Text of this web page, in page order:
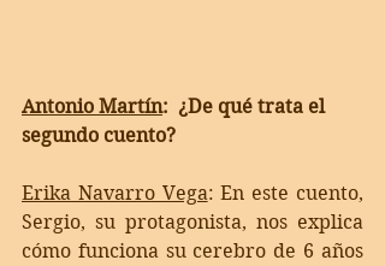
Antonio Martín:  ¿De qué trata el
segundo cuento?
Erika Navarro Vega: En este cuento,
Sergio, su protagonista, nos explica
cómo funciona su cerebro de 6 años